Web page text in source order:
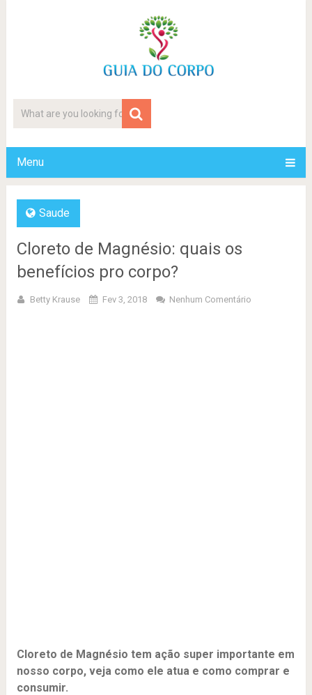
Menu
Saude
Cloreto de Magnésio: quais os
benefícios pro corpo?
Betty Krause Fev 3, 2018 Nenhum Comentário
Cloreto de Magnésio tem ação super importante em
nosso corpo, veja como ele atua e como comprar e
consumir.